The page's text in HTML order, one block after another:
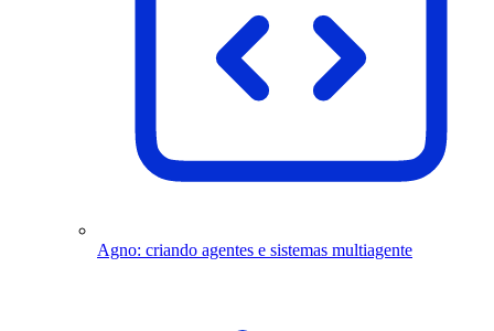
Agno: criando agentes e sistemas multiagente